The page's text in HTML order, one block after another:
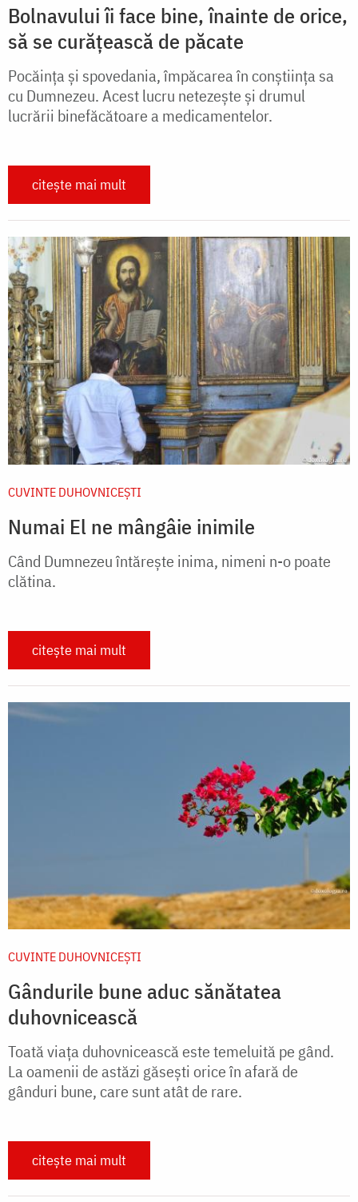
Bolnavului îi face bine, înainte de orice,
să se curățească de păcate
Pocăința și spovedania, împăcarea în conștiința sa
cu Dumnezeu. Acest lucru netezește și drumul
lucrării binefăcătoare a medicamentelor.
citește mai mult
CUVINTE DUHOVNICEȘTI
Numai El ne mângâie inimile
Când Dumnezeu întărește inima, nimeni n-o poate
clătina.
citește mai mult
CUVINTE DUHOVNICEȘTI
Gândurile bune aduc sănătatea
duhovnicească
Toată viața duhovnicească este temeluită pe gând.
La oamenii de astăzi găsești orice în afară de
gânduri bune, care sunt atât de rare.
citește mai mult